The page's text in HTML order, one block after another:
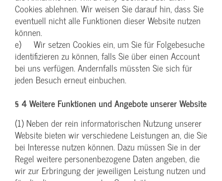
Cookies ablehnen. Wir weisen Sie darauf hin, dass Sie
eventuell nicht alle Funktionen dieser Website nutzen
können.
e) Wir setzen Cookies ein, um Sie für Folgebesuche
identifizieren zu können, falls Sie über einen Account
bei uns verfügen. Andernfalls müssten Sie sich für
jeden Besuch erneut einbuchen.
§ 4 Weitere Funktionen und Angebote unserer Website
(1) Neben der rein informatorischen Nutzung unserer
Website bieten wir verschiedene Leistungen an, die Sie
bei Interesse nutzen können. Dazu müssen Sie in der
Regel weitere personenbezogene Daten angeben, die
wir zur Erbringung der jeweiligen Leistung nutzen und